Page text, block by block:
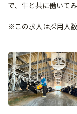
で、牛と共に働いて
※この求人は採用人